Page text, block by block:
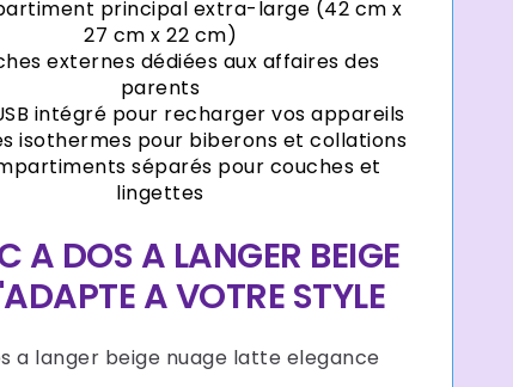
principal extra-large (42 cm x
27 cm x 22 cm)
externes dédiées aux affaires des
parents
intégré pour recharger vos appareils
isothermes pour biberons et collations
séparés pour couches et
lingettes
A DOS A LANGER BEIGE
A VOTRE STYLE